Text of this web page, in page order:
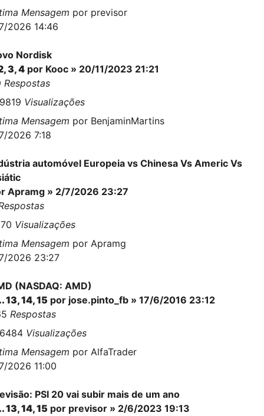
Mensagem por previsor
2026 14:46
Nordisk
,3,4 por Kooc » 20/11/2023 21:21
Respostas
Visualizações
Mensagem por BenjaminMartins
2026 7:18
automóvel Europeia vs Chinesa Vs Americ Vs
Apramg » 2/7/2026 23:27
Visualizações
Mensagem por Apramg
2026 23:27
(NASDAQ: AMD)
13,14,15 por jose.pinto_fb » 17/6/2016 23:12
Respostas
Visualizações
Mensagem por AlfaTrader
2026 11:00
PSI 20 vai subir mais de um ano
13,14,15 por previsor » 2/6/2023 19:13